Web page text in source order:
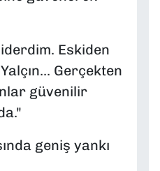
Eskiden
Gerçekten
güvenilir
geniş yankı